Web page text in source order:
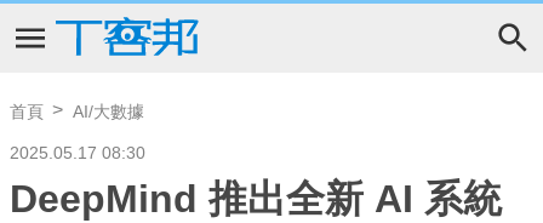
首頁 AI/大數據
2025.05.17 08:30
DeepMind 推出全新 AI 系統